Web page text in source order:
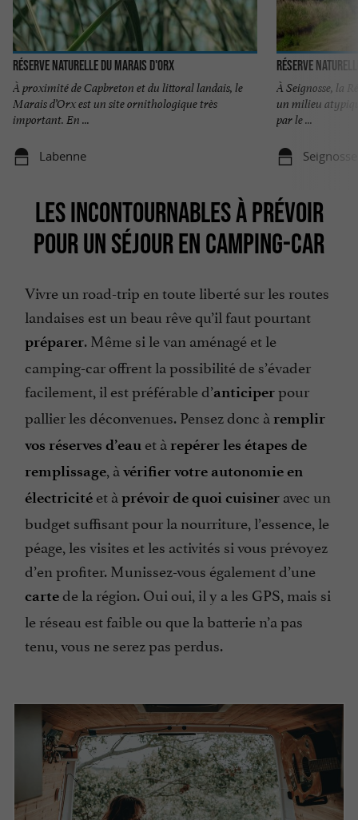
Réserve Naturelle du Marais D'Orx
À proximité de Capbreton et du littoral landais, le
Marais d’Orx est un site ornithologique très
important. En ...
Labenne
Réserve
À Seignosse, la
un milieu
par le ...
Seignosse
LES INCONTOURNABLES À PRÉVOIR
POUR UN SÉJOUR EN CAMPING-CAR
Vivre un road-trip en toute liberté sur les routes
landaises est un beau rêve qu’il faut pourtant
préparer. Même si le van aménagé et le
camping-car offrent la possibilité de s’évader
facilement, il est préférable d’anticiperpour
pallier les déconvenues. Pensez donc à remplir
vos réserves d’eau et à repérer les étapes de
remplissage, à vérifier votre autonomie en
électricité et à prévoir de quoi cuisiner avec un
budget suffisant pour la nourriture, l’essence, le
péage, les visites et les activités si vous prévoyez
d’en profiter. Munissez-vous également d’une
cartede la région. Oui oui, il y a les GPS, mais si
le réseau est faible ou que la batterie n’a pas
tenu, vous ne serez pas perdus.